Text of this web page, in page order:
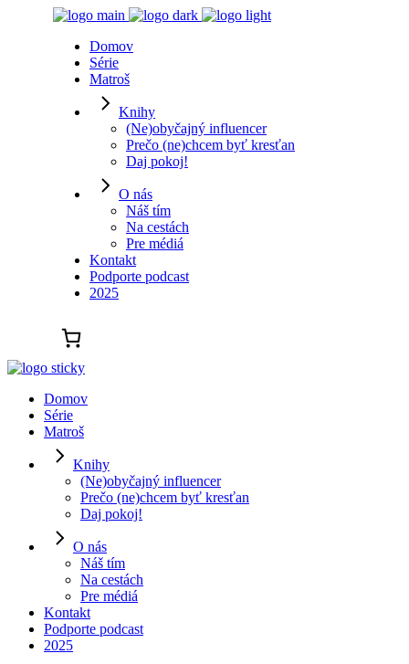
Domov
Série
Matroš
Knihy
(Ne)obyčajný influencer
Prečo (ne)chcem byť kresťan
Daj pokoj!
O nás
Náš tím
Na cestách
Pre médiá
Kontakt
Podporte podcast
2025
Domov
Série
Matroš
Knihy
(Ne)obyčajný influencer
Prečo (ne)chcem byť kresťan
Daj pokoj!
O nás
Náš tím
Na cestách
Pre médiá
Kontakt
Podporte podcast
2025